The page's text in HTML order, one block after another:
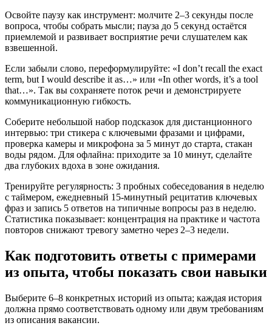
Освойте паузу как инструмент: молчите 2–3 секунды после
вопроса, чтобы собрать мысли; пауза до 5 секунд остаётся
приемлемой и развивает восприятие речи слушателем как
взвешенной.
Если забыли слово, переформулируйте: «I don’t recall the exact
term, but I would describe it as…» или «In other words, it’s a tool
that…». Так вы сохраняете поток речи и демонстрируете
коммуникационную гибкость.
Соберите небольшой набор подсказок для дистанционного
интервью: три стикера с ключевыми фразами и цифрами,
проверка камеры и микрофона за 5 минут до старта, стакан
воды рядом. Для офлайна: приходите за 10 минут, сделайте
два глубоких вдоха в зоне ожидания.
Тренируйте регулярность: 3 пробных собеседования в неделю
с таймером, ежедневный 15-минутный рецитатив ключевых
фраз и запись 5 ответов на типичные вопросы раз в неделю.
Статистика показывает: концентрация на практике и частота
повторов снижают тревогу заметно через 2–3 недели.
Как подготовить ответы с примерами
из опыта, чтобы показать свои навыки
Выберите 6–8 конкретных историй из опыта; каждая история
должна прямо соответствовать одному или двум требованиям
из описания вакансии.